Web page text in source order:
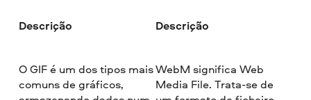
Descrição
O GIF é um dos tipos mais
comuns de gráficos,
Descrição
WebM significa Web
Media File. Trata-se de